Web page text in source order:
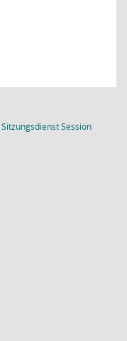
SitzungsdienstSession(Wird in